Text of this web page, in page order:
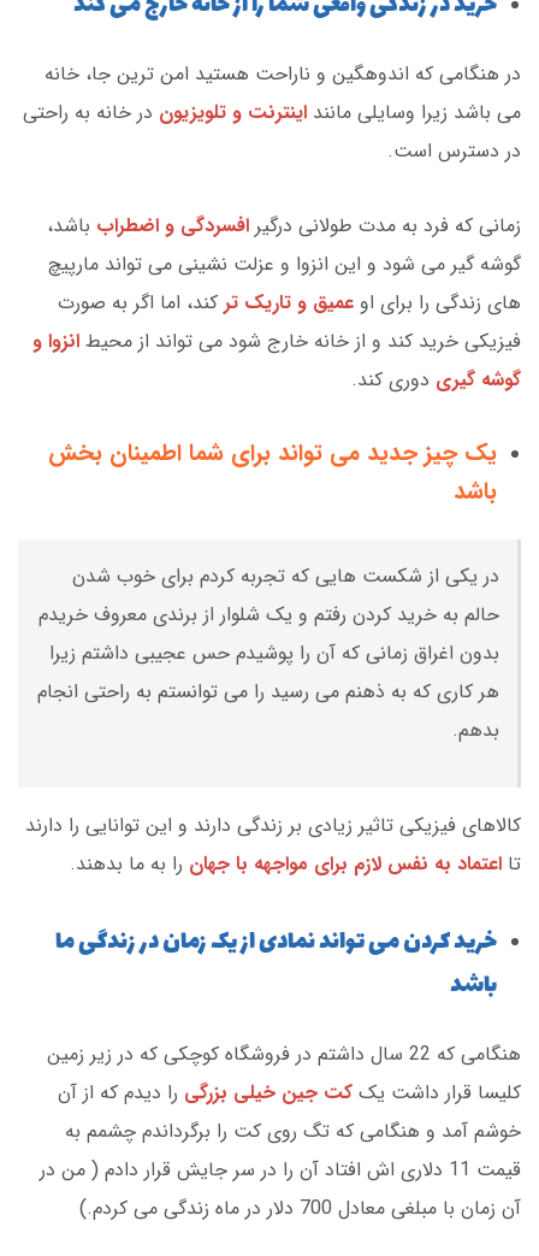
در هنگامی که اندوهگین و ناراحت هستید امن ترین جا، خانه
می باشد زیرا وسایلی مانند اینترنت و تلویزیون در خانه به راحتی
در دسترس است.
زمانی که فرد به مدت طولانی درگیر افسردگی و اضطراب باشد،
گوشه گیر می شود و این انزوا و عزلت نشینی می تواند مارپیچ
های زندگی را برای او عمیق و تاریک تر کند، اما اگر به صورت
فیزیکی خرید کند و از خانه خارج شود می تواند از محیط انزوا و
گوشه گیری دوری کند.
یک چیز جدید می تواند برای شما اطمینان بخش
باشد
در یکی از شکست هایی که تجربه کردم برای خوب شدن
حالم به خرید کردن رفتم و یک شلوار از برندی معروف خریدم
بدون اغراق زمانی که آن را پوشیدم حس عجیبی داشتم زیرا
هر کاری که به ذهنم می رسید را می توانستم به راحتی انجام
بدهم.
کالاهای فیزیکی تاثیر زیادی بر زندگی دارند و این توانایی را دارند
تا اعتماد به نفس لازم برای مواجهه با جهان را به ما بدهند.
خرید کردن می تواند نمادی از یک زمان در زندگی ما
باشد
هنگامی که 22 سال داشتم در فروشگاه کوچکی که در زیر زمین
کلیسا قرار داشت یک کت جین خیلی بزرگی را دیدم که از آن
خوشم آمد و هنگامی که تگ روی کت را برگرداندم چشمم به
قیمت 11 دلاری اش افتاد آن را در سر جایش قرار دادم ( من در
آن زمان با مبلغی معادل 700 دلار در ماه زندگی می کردم.)